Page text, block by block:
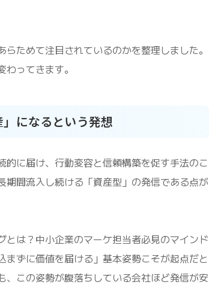
ためて注目されているのかを整理しました。
ってきます。
になるという発想
に届け、行動変容と信頼構築を促す手法のこ
間流入し続ける「資産型」の発信である点が
とは？中小企業のマーケ担当者必見のマインド
ずに価値を届ける」基本姿勢こそが起点だと
この姿勢が腹落ちしている会社ほど発信が安